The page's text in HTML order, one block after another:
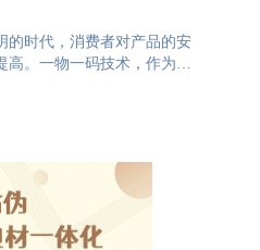
的时代，消费者对产品的安
。一物一码技术，作为产
物一码，即每件产品都拥